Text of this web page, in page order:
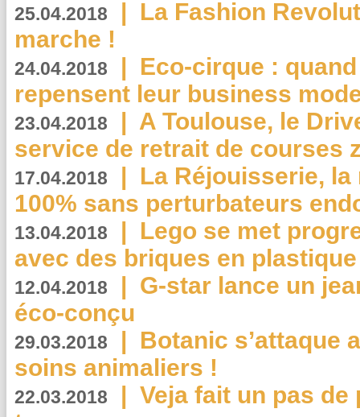
25.04.2018 | La Fashion
marche !
24.04.2018 | Eco-cirque :
repensent leur business
23.04.2018 | A Toulouse, le
service de retrait de courses
17.04.2018 | La Réjouisserie,
100% sans perturbateurs
13.04.2018 | Lego se met
avec des briques en
12.04.2018 | G-star lance un
éco-conçu
29.03.2018 | Botanic s’attaque
soins animaliers !
22.03.2018 | Veja fait un pas de